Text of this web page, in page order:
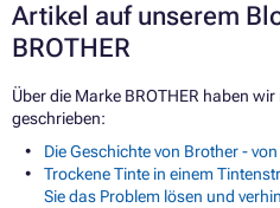
Artikel auf unserem
BROTHER
Über die Marke BROTHER haben
geschrieben:
Die Geschichte von Brother -
Trockene Tinte in einem
Sie das Problem lösen und